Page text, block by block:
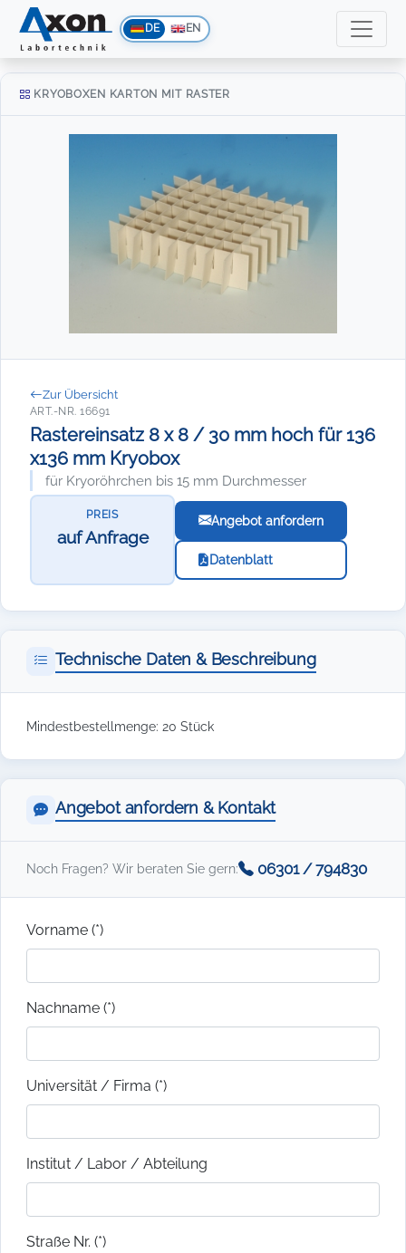
DE EN
KRYOBOXEN KARTON MIT RASTER
Zur Übersicht
ART.-NR. 16691
Rastereinsatz 8 x 8 / 30 mm hoch für 136
x136 mm Kryobox
für Kryoröhrchen bis 15 mm Durchmesser
PREIS
auf Anfrage
Angebot anfordern
Datenblatt
Technische Daten & Beschreibung
Mindestbestellmenge: 20 Stück
Angebot anfordern & Kontakt
Noch Fragen? Wir beraten Sie gern: 06301 / 794830
Vorname (*)
Nachname (*)
Universität / Firma (*)
Institut / Labor / Abteilung
Straße Nr. (*)